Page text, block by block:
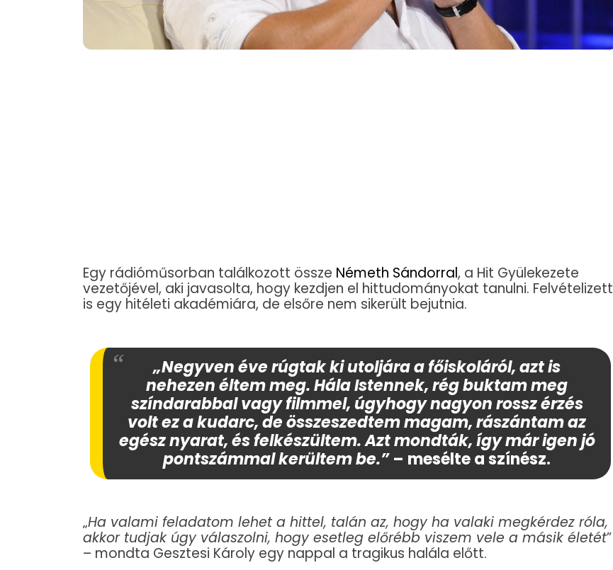
Egy rádióműsorban találkozott össze Németh Sándorral, a Hit Gyülekezete
vezetőjével, aki javasolta, hogy kezdjen el hittudományokat tanulni. Felvételizett
is egy hitéleti akadémiára, de elsőre nem sikerült bejutnia.
„Negyven éve rúgtak ki utoljára a főiskoláról, azt is
nehezen éltem meg. Hála Istennek, rég buktam meg
színdarabbal vagy filmmel, úgyhogy nagyon rossz érzés
volt ez a kudarc, de összeszedtem magam, rászántam az
egész nyarat, és felkészültem. Azt mondták, így már igen jó
pontszámmal kerültem be.”– mesélte a színész.
„Ha valami feladatom lehet a hittel, talán az, hogy ha valaki megkérdez róla,
akkor tudjak úgy válaszolni, hogy esetleg előrébb viszem vele a másik életét”
– mondta Gesztesi Károly egy nappal a tragikus halála előtt.